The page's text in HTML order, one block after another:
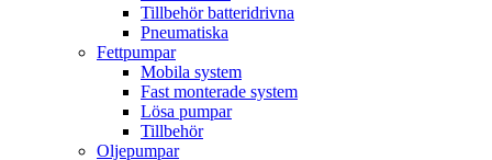
Tillbehör batteridrivna
Pneumatiska
Fettpumpar
Mobila system
Fast monterade system
Lösa pumpar
Tillbehör
Oljepumpar